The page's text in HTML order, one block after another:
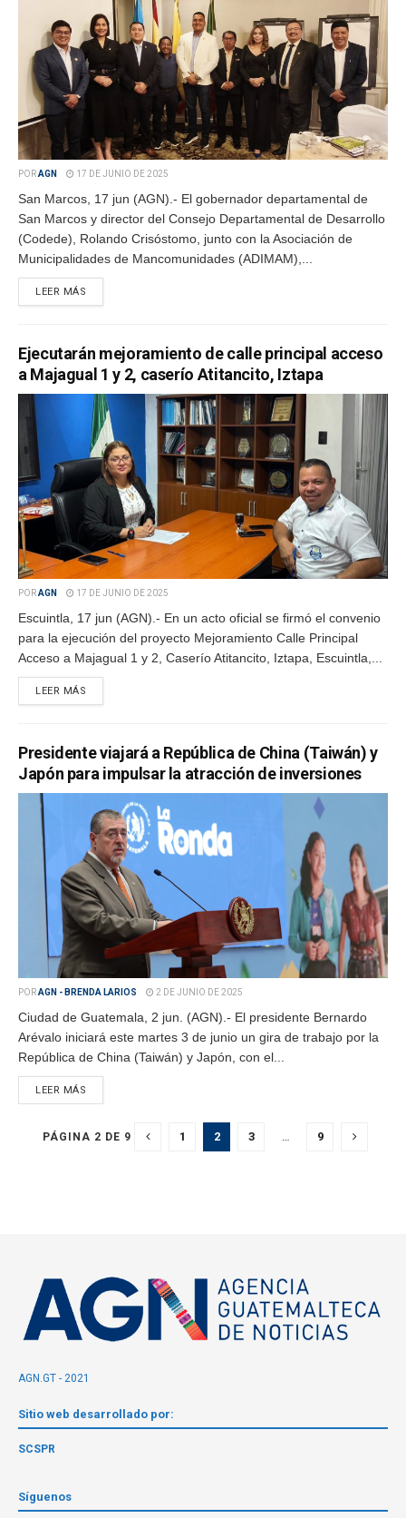
PORAGN 17 DE JUNIO DE 2025
San Marcos, 17 jun (AGN).- El gobernador departamental de
San Marcos y director del Consejo Departamental de Desarrollo
(Codede), Rolando Crisóstomo, junto con la Asociación de
Municipalidades de Mancomunidades (ADIMAM),...
LEER MÁS
Ejecutarán mejoramiento de calle principal acceso
a Majagual 1 y 2, caserío Atitancito, Iztapa
PORAGN 17 DE JUNIO DE 2025
Escuintla, 17 jun (AGN).- En un acto oficial se firmó el convenio
para la ejecución del proyecto Mejoramiento Calle Principal
Acceso a Majagual 1 y 2, Caserío Atitancito, Iztapa, Escuintla,...
LEER MÁS
Presidente viajará a República de China (Taiwán) y
Japón para impulsar la atracción de inversiones
PORAGN - BRENDA LARIOS 2 DE JUNIO DE 2025
Ciudad de Guatemala, 2 jun. (AGN).- El presidente Bernardo
Arévalo iniciará este martes 3 de junio un gira de trabajo por la
República de China (Taiwán) y Japón, con el...
LEER MÁS
PÁGINA 2 DE 9 1 2 3 … 9
AGN.GT - 2021
Sitio web desarrollado por:
SCSPR
Síguenos